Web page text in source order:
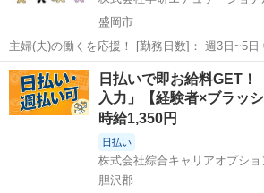
盛岡市
主婦(夫)の働くを応援！ [勤務日数]： 週3日~5日 09:00~17:00 月/火/水/
木/金 などから選べます [勤務地・最寄駅]： 岩手県盛岡市盛岡市みた
け5-4-58 2F 株式会社学研エデュケーショナル／
岩手 盛岡市 営業事務
日払いで即お給料GET！
入力」【経験者×ブラッ
時給1,350円
日払い
株式会社綜合キャリアオプショ
胆沢郡